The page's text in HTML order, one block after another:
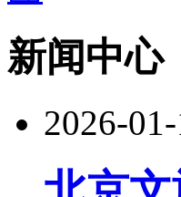
新闻中心
2026-